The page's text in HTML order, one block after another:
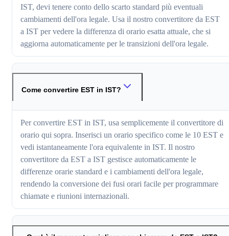
IST, devi tenere conto dello scarto standard più eventuali
cambiamenti dell'ora legale. Usa il nostro convertitore da EST
a IST per vedere la differenza di orario esatta attuale, che si
aggiorna automaticamente per le transizioni dell'ora legale.
Come convertire EST in IST?
Per convertire EST in IST, usa semplicemente il convertitore di
orario qui sopra. Inserisci un orario specifico come le 10 EST e
vedi istantaneamente l'ora equivalente in IST. Il nostro
convertitore da EST a IST gestisce automaticamente le
differenze orarie standard e i cambiamenti dell'ora legale,
rendendo la conversione dei fusi orari facile per programmare
chiamate e riunioni internazionali.